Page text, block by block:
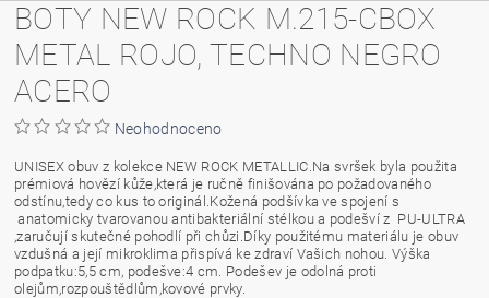
BOTY NEW ROCK M.215-CBOX
METAL ROJO, TECHNO NEGRO
ACERO
Neohodnoceno
UNISEX obuv z kolekce NEW ROCK METALLIC.Na svršek byla použita
prémiová hovězí kůže,která je ručně finišována po požadovaného
odstínu,tedy co kus to originál.Kožená podšívka ve spojení s
anatomicky tvarovanou antibakteriální stélkou a podešví z PU-ULTRA
,zaručují skutečné pohodlí při chůzi.Díky použitému materiálu je obuv
vzdušná a její mikroklima přispívá ke zdraví Vašich nohou. Výška
podpatku:5,5 cm, podešve:4 cm. Podešev je odolná proti
olejům,rozpouštědlům,kovové prvky.